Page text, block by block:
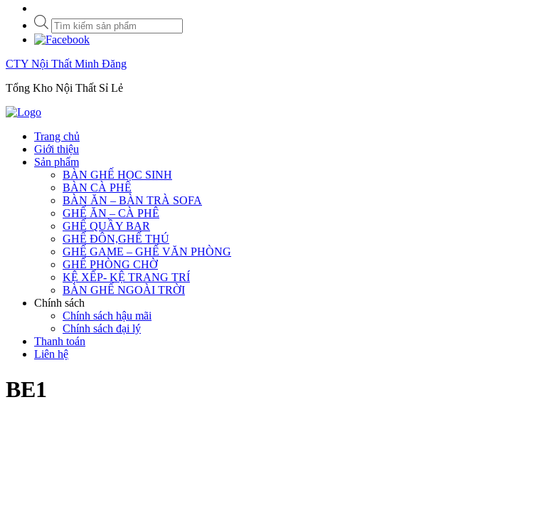
Tìm
kiếm
sản
phẩm
CTY Nội Thất Minh Đăng
Tổng Kho Nội Thất Sỉ Lẻ
Trang chủ
Giới thiệu
Sản phẩm
BÀN GHẾ HỌC SINH
BÀN CÀ PHÊ
BÀN ĂN – BÀN TRÀ SOFA
GHẾ ĂN – CÀ PHÊ
GHẾ QUẦY BAR
GHẾ ĐÔN,GHẾ THÚ
GHẾ GAME – GHẾ VĂN PHÒNG
GHẾ PHÒNG CHỜ
KỆ XẾP- KỆ TRANG TRÍ
BÀN GHẾ NGOÀI TRỜI
Chính sách
Chính sách hậu mãi
Chính sách đại lý
Thanh toán
Liên hệ
BE1